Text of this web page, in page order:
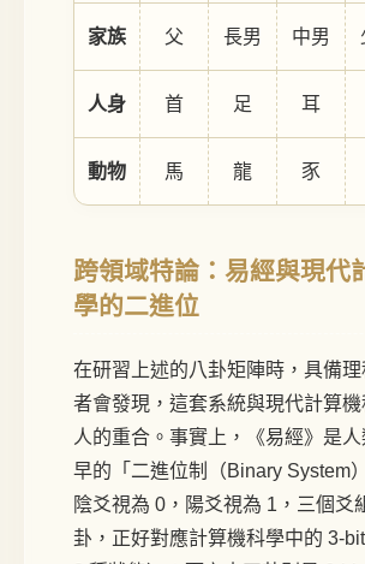
家族 父 長男 中男
人身 首 足 耳
動物 馬 龍 豕
跨領域特論：易經與現代
學的二進位
在研習上述的八卦矩陣時，具備
者會發現，這套系統與現代計算
人的重合。事實上，《易經》是
早的「二進位制（Binary System
陰爻視為 0，陽爻視為 1，三個爻
卦，正好對應計算機科學中的 3-